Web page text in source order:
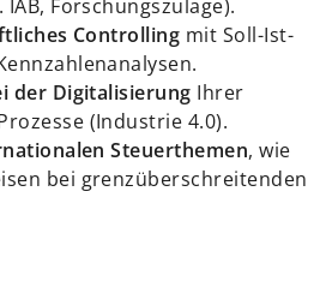
Forschungszulage).
Controlling mit Soll-Ist-
der Digitalisierung Ihrer
(Industrie 4.0).
Steuerthemen, wie
bei grenzüberschreitenden